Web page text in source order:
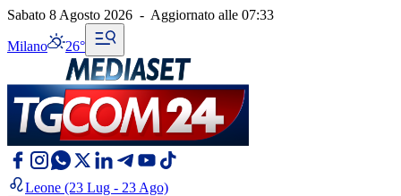
Sabato 8 Agosto 2026 - Aggiornato alle 07:33
Milano 26°
Leone (23 Lug - 23 Ago)